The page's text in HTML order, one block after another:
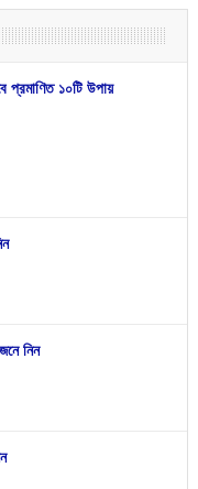
প্রমাণিত ১০টি উপায়
নিন